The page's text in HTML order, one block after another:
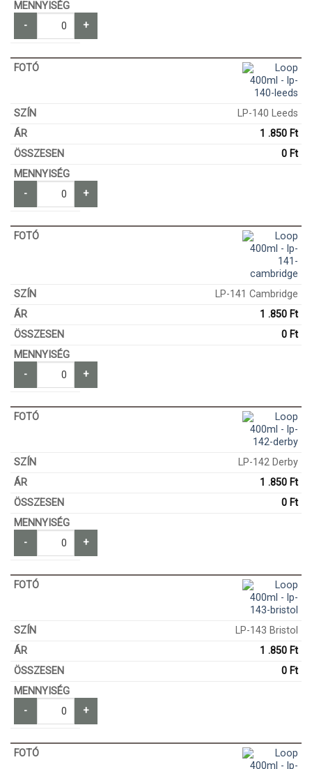
- +
LP-140 Leeds
1 .850 Ft
0 Ft
- +
LP-141 Cambridge
1 .850 Ft
0 Ft
- +
LP-142 Derby
1 .850 Ft
0 Ft
- +
LP-143 Bristol
1 .850 Ft
0 Ft
- +